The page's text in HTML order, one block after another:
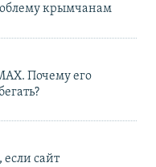
крымчанам
Почему его
если сайт